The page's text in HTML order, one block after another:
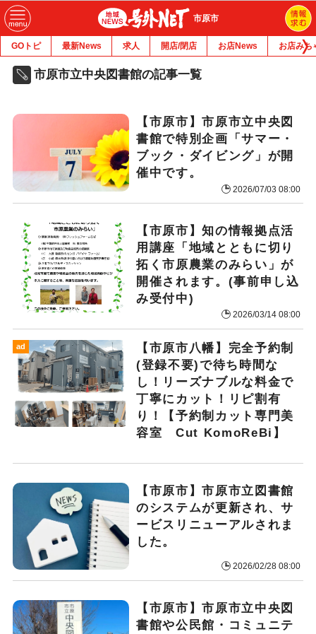
市原市
GOトピ 最新News 求人 開店/閉店 お店News お店みち
市原市立中央図書館の記事一覧
【市原市】市原市立中央図
書館で特別企画「サマー・
ブック・ダイビング」が開
催中です。
2026/07/03 08:00
【市原市】知の情報拠点活
用講座「地域とともに切り
拓く市原農業のみらい」が
開催されます。(事前申し込
み受付中)
2026/03/14 08:00
ad
【市原市八幡】完全予約制
(登録不要)で待ち時間な
し！リーズナブルな料金で
丁寧にカット！リピ割有
り！【予約制カット専門美
容室 Cut KomoReBi】
【市原市】市原市立図書館
のシステムが更新され、サ
ービスリニューアルされま
した。
2026/02/28 08:00
【市原市】市原市立中央図
書館や公民館・コミュニテ